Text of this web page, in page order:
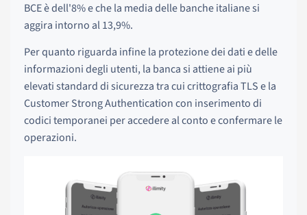
BCE è dell'8% e che la media delle banche italiane si
aggira intorno al 13,9%.
Per quanto riguarda infine la protezione dei dati e delle
informazioni degli utenti, la banca si attiene ai più
elevati standard di sicurezza tra cui crittografia TLS e la
Customer Strong Authentication con inserimento di
codici temporanei per accedere al conto e confermare le
operazioni.